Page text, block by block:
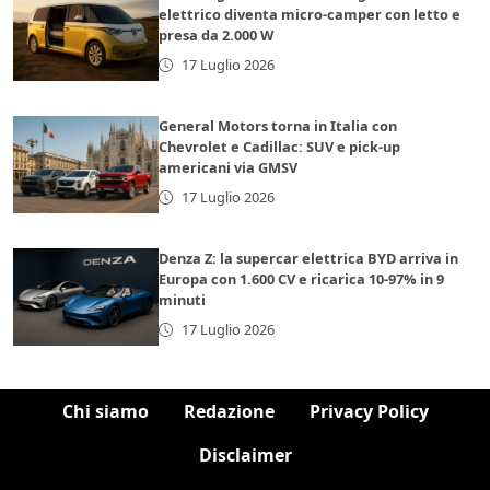
elettrico diventa micro-camper con letto e
presa da 2.000 W
17 Luglio 2026
General Motors torna in Italia con
Chevrolet e Cadillac: SUV e pick-up
americani via GMSV
17 Luglio 2026
Denza Z: la supercar elettrica BYD arriva in
Europa con 1.600 CV e ricarica 10-97% in 9
minuti
17 Luglio 2026
Chi siamo Redazione
Privacy Policy
Disclaimer